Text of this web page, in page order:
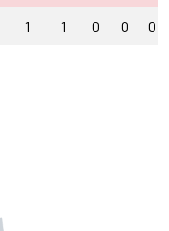
1 1 0 0 0